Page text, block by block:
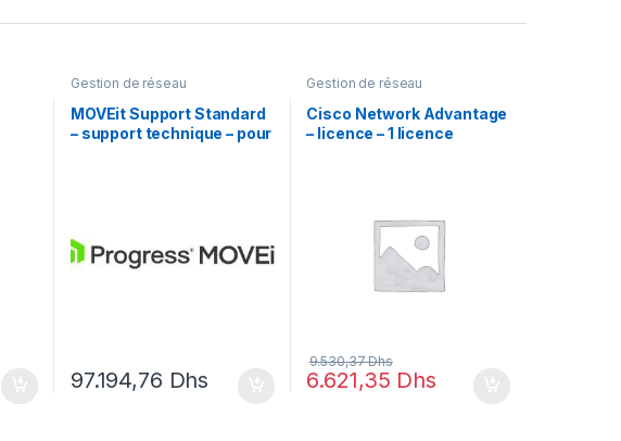
Gestion de réseau
MOVEit Support Standard
– support technique – pour
97.194,76 Dhs
Gestion de réseau
Cisco Network Advantage
– licence – 1 licence
6.621,35 Dhs
9.530,37Dhs